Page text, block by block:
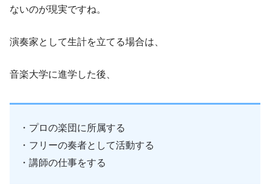
ないのが現実ですね。
演奏家として生計を立てる場合は、
音楽大学に進学した後、
・プロの楽団に所属する
・フリーの奏者として活動する
・講師の仕事をする